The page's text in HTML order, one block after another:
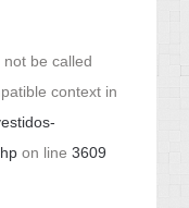
be called
context in
on line 3609